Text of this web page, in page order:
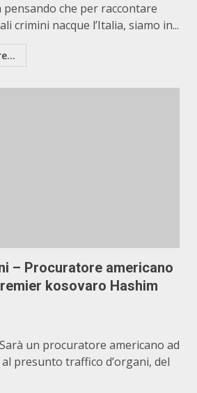
che per raccontare
crimini nacque l’Italia, siamo in...
– Procuratore americano
kosovaro Hashim
un procuratore americano ad
presunto traffico d’organi, del